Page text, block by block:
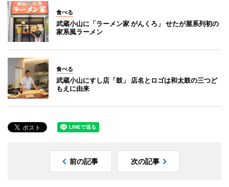
食べる
武蔵小山に「ラーメン家 がんくろ」 せたが屋系列初の
家系風ラーメン
食べる
武蔵小山にすし店「鼓」 店名とロゴは和太鼓の三つど
もえに由来
前の記事 次の記事